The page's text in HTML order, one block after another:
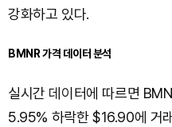
강화하고 있다.
BMNR 가격 데이터 분석
실시간 데이터에 따르면
5.95% 하락한 $16.90에 거